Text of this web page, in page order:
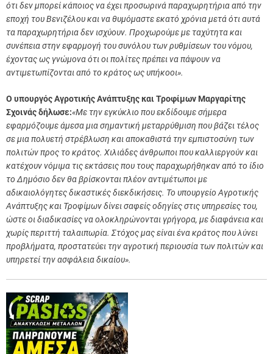
ότι δεν μπορεί κάποιος να έχει προσωρινά παραχωρητήρια από την
εποχή του Βενιζέλου και να θυμόμαστε εκατό χρόνια μετά ότι αυτά
τα παραχωρητήρια δεν ισχύουν. Προχωρούμε με ταχύτητα και
συνέπεια στην εφαρμογή του συνόλου των ρυθμίσεων του νόμου,
έχοντας ως γνώμονα ότι οι πολίτες πρέπει να πάψουν να
αντιμετωπίζονται από το κράτος ως υπήκοοι».
Ο υπουργός Αγροτικής Ανάπτυξης και Τροφίμων Μαργαρίτης
Σχοινάς δήλωσε:«Με την εγκύκλιο που εκδίδουμε σήμερα
εφαρμόζουμε άμεσα μια σημαντική μεταρρύθμιση που βάζει τέλος
σε μια πολυετή στρέβλωση και αποκαθιστά την εμπιστοσύνη των
πολιτών προς το κράτος. Χιλιάδες άνθρωποι που καλλιεργούν και
κατέχουν νόμιμα τις εκτάσεις που τους παραχωρήθηκαν από το ίδιο
το Δημόσιο δεν θα βρίσκονται πλέον αντιμέτωποι με
αδικαιολόγητες δικαστικές διεκδικήσεις. Το υπουργείο Αγροτικής
Ανάπτυξης και Τροφίμων δίνει σαφείς οδηγίες στις υπηρεσίες του,
ώστε οι διαδικασίες να ολοκληρώνονται γρήγορα, με διαφάνεια και
χωρίς περιττή ταλαιπωρία. Στόχος μας είναι ένα κράτος που λύνει
προβλήματα, προστατεύει την αγροτική περιουσία των πολιτών και
υπηρετεί την ασφάλεια δικαίου».